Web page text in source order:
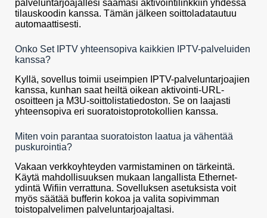
palveluntarjoajallesi saamasi aktivointilinkkiin yhdessä
tilauskoodin kanssa. Tämän jälkeen soittoladatautuu
automaattisesti.
Onko Set IPTV yhteensopiva kaikkien IPTV-palveluiden
kanssa?
Kyllä, sovellus toimii useimpien IPTV-palveluntarjoajien
kanssa, kunhan saat heiltä oikean aktivointi-URL-
osoitteen ja M3U-soittolistatiedoston. Se on laajasti
yhteensopiva eri suoratoistoprotokollien kanssa.
Miten voin parantaa suoratoiston laatua ja vähentää
puskurointia?
Vakaan verkkoyhteyden varmistaminen on tärkeintä.
Käytä mahdollisuuksen mukaan langallista Ethernet-
ydintä Wifiin verrattuna. Sovelluksen asetuksista voit
myös säätää bufferin kokoa ja valita sopivimman
toistopalvelimen palveluntarjoajaltasi.